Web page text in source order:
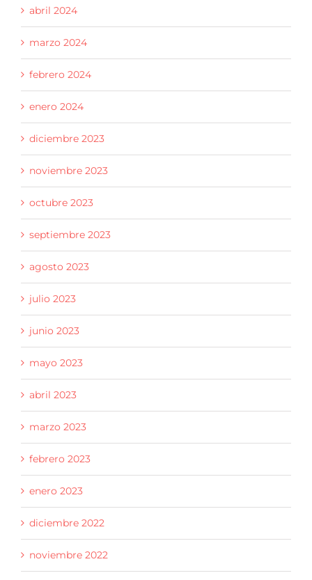
abril 2024
marzo 2024
febrero 2024
enero 2024
diciembre 2023
noviembre 2023
octubre 2023
septiembre 2023
agosto 2023
julio 2023
junio 2023
mayo 2023
abril 2023
marzo 2023
febrero 2023
enero 2023
diciembre 2022
noviembre 2022